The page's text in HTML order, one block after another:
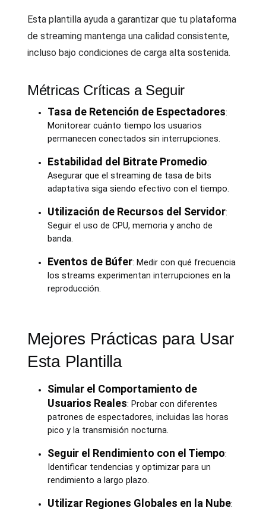
Esta plantilla ayuda a garantizar que tu plataforma
de streaming mantenga una calidad consistente,
incluso bajo condiciones de carga alta sostenida.
Métricas Críticas a Seguir
Tasa de Retención de Espectadores:
Monitorear cuánto tiempo los usuarios
permanecen conectados sin interrupciones.
Estabilidad del Bitrate Promedio:
Asegurar que el streaming de tasa de bits
adaptativa siga siendo efectivo con el tiempo.
Utilización de Recursos del Servidor:
Seguir el uso de CPU, memoria y ancho de
banda.
Eventos de Búfer: Medir con qué frecuencia
los streams experimentan interrupciones en la
reproducción.
Mejores Prácticas para Usar
Esta Plantilla
Simular el Comportamiento de
Usuarios Reales: Probar con diferentes
patrones de espectadores, incluidas las horas
pico y la transmisión nocturna.
Seguir el Rendimiento con el Tiempo:
Identificar tendencias y optimizar para un
rendimiento a largo plazo.
Utilizar Regiones Globales en la Nube: